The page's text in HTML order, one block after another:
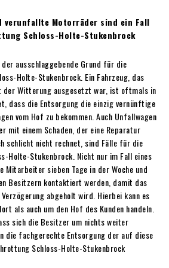
verunfallte Motorräder sind ein Fall
Schloss-Holte-Stukenbrock
ausschlaggebende Grund für die
Holte-Stukenbrock. Ein Fahrzeug, das
der Witterung ausgesetzt war, ist oftmals in
dass die Entsorgung die einzig vernünftige
vom Hof zu bekommen. Auch Unfallwagen
mit einem Schaden, der eine Reparatur
schlicht nicht rechnet, sind Fälle für die
Holte-Stukenbrock. Nicht nur im Fall eines
Mitarbeiter sieben Tage in der Woche und
Besitzern kontaktiert werden, damit das
abgeholt wird. Hierbei kann es
als auch um den Hof des Kunden handeln.
sich die Besitzer um nichts weiter
die fachgerechte Entsorgung der auf diese
Schloss-Holte-Stukenbrock